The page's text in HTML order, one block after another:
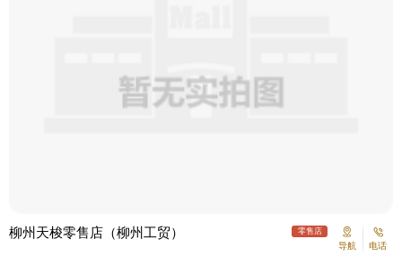
柳州天梭零售店（柳州工贸） 零售店
导航 电话